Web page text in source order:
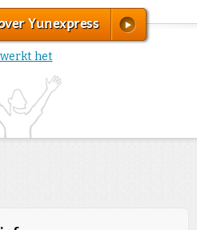
Yunexpress
het